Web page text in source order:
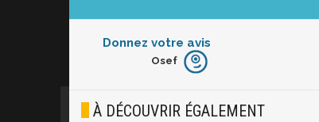
Donnez votre avis
Furieux
Osef
À DÉCOUVRIR ÉGALEMENT